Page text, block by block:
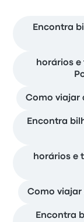
Encontra
horários
Como viajar
Encontra
horários e
Como viajar
Encontra